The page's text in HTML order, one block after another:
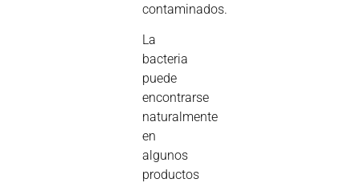
contaminados.
La
bacteria
puede
encontrarse
naturalmente
en
algunos
productos